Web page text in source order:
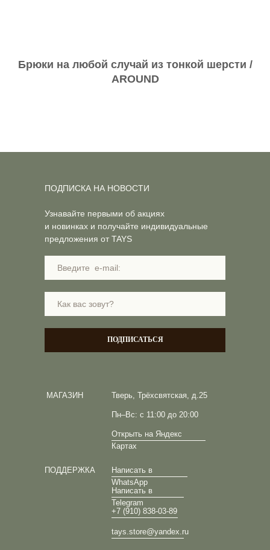
Брюки на любой случай из тонкой шерсти /
AROUND
Тверь, Трёхсвятская, д.25
Пн–Вс: с 11:00 до 20:00
Открыть на Яндекс
Картах
МАГАЗИН
ПОДДЕРЖКА
Написать в
WhatsApp
Написать в
Telegram
+7 (910) 838-03-89
tays.store@yandex.ru
Узнавайте первыми об акциях
и новинках и получайте индивидуальные
предложения от TAYS
ПОДПИСАТЬСЯ
ПОДПИСКА НА НОВОСТИ